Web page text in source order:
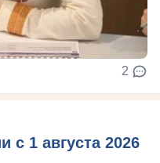
2
с 1 августа 2026